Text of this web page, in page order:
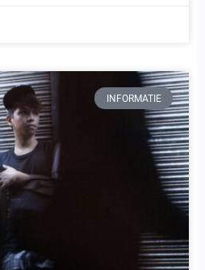
INFORMATIE